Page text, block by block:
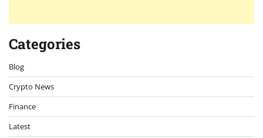
Categories
Blog
Crypto News
Finance
Latest